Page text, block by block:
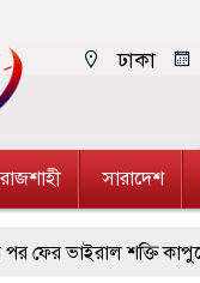
ঢাকা
রাজশাহী সারাদেশ
শক্তি কাপুরের স্টিং